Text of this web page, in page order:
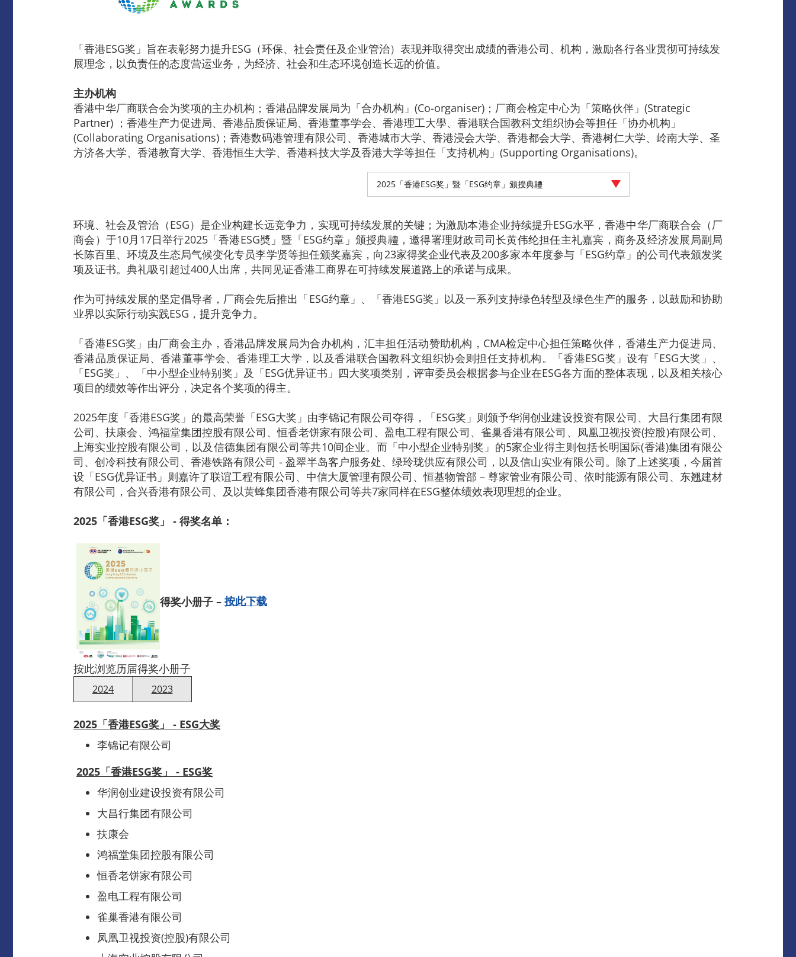
「香港ESG奖」旨在表彰努力提升ESG（环保、社会责任及企业管治）表现并取得突出成绩的香港公司、机构，激励各行各业贯彻可持续发
展理念，以负责任的态度营运业务，为经济、社会和生态环境创造长远的价值。
主办机构
香港中华厂商联合会为奖项的主办机构；香港品牌发展局为「合办机构」(Co-organiser)；厂商会检定中心为「策略伙伴」(Strategic
Partner) ；香港生产力促进局、香港品质保证局、香港董事学会、香港理工大學、香港联合国教科文组织协会等担任「协办机构」
(Collaborating Organisations)；香港数码港管理有限公司、香港城市大学、香港浸会大学、香港都会大学、香港树仁大学、岭南大学、圣
方济各大学、香港教育大学、香港恒生大学、香港科技大学及香港大学等担任「支持机构」(Supporting Organisations)。
2025「香港ESG奖」暨「ESG约章」颁授典禮
环境、社会及管治（ESG）是企业构建长远竞争力，实现可持续发展的关键；为激励本港企业持续提升ESG水平，香港中华厂商联合会（厂
商会）于10月17日举行2025「香港ESG奬」暨「ESG约章」颁授典禮，邀得署理财政司司长黄伟纶担任主礼嘉宾，商务及经济发展局副局
长陈百里、环境及生态局气候变化专员李学贤等担任颁奖嘉宾，向23家得奖企业代表及200多家本年度参与「ESG约章」的公司代表颁发奖
项及证书。典礼吸引超过400人出席，共同见证香港工商界在可持续发展道路上的承诺与成果。
作为可持续发展的坚定倡导者，厂商会先后推出「ESG约章」、「香港ESG奖」以及一系列支持绿色转型及绿色生产的服务，以鼓励和协助
业界以实际行动实践ESG，提升竞争力。
「香港ESG奖」由厂商会主办，香港品牌发展局为合办机构，汇丰担任活动赞助机构，CMA检定中心担任策略伙伴，香港生产力促进局、
香港品质保证局、香港董事学会、香港理工大学，以及香港联合国教科文组织协会则担任支持机构。「香港ESG奖」设有「ESG大奖」、
「ESG奖」、「中小型企业特别奖」及「ESG优异证书」四大奖项类别，评审委员会根据参与企业在ESG各方面的整体表现，以及相关核心
项目的绩效等作出评分，决定各个奖项的得主。
2025年度「香港ESG奖」的最高荣誉「ESG大奖」由李锦记有限公司夺得，「ESG奖」则颁予华润创业建设投资有限公司、大昌行集团有限
公司、扶康会、鸿福堂集团控股有限公司、恒香老饼家有限公司、盈电工程有限公司、雀巢香港有限公司、凤凰卫视投资(控股)有限公司、
上海实业控股有限公司，以及信德集团有限公司等共10间企业。而「中小型企业特别奖」的5家企业得主则包括长明国际(香港)集团有限公
司、创冷科技有限公司、香港铁路有限公司 - 盈翠半岛客户服务处、绿玲珑供应有限公司，以及信山实业有限公司。除了上述奖项，今届首
设「ESG优异证书」则嘉许了联谊工程有限公司、中信大厦管理有限公司、恒基物管部 – 尊家管业有限公司、依时能源有限公司、东翘建材
有限公司，合兴香港有限公司、及以黄蜂集团香港有限公司等共7家同样在ESG整体绩效表现理想的企业。
2025「香港ESG奖」 - 得奖名单：
得奖小册子 – 按此下载
按此浏览历届得奖小册子
2024 2023
2025「香港ESG奖」 - ESG大奖
李锦记有限公司
2025「香港ESG奖 」 - ESG奖
华润创业建设投资有限公司
大昌行集团有限公司
扶康会
鸿福堂集团控股有限公司
恒香老饼家有限公司
盈电工程有限公司
雀巢香港有限公司
凤凰卫视投资(控股)有限公司